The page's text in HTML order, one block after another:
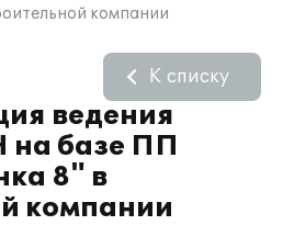
компании
ведения
на базе ПП
8" в
компании
К списку